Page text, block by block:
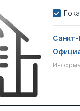
Санкт-